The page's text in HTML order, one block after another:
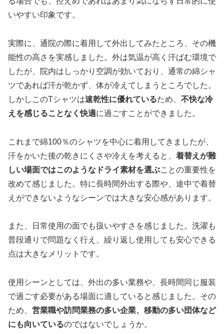
いやすい印象です。
実際に、通院の際に着用して外出してみたところ、その機
能性の高さを実感しました。外は気温が高く汗ばむ環境で
したが、院内はしっかり空調が効いており、通常の綿シャ
ツであれば汗が乾かず、体が冷えてしまうところでした。
しかしこのTシャツは速乾性に優れているため、 不快な冷
えを感じることなく快適に過ごすことができました。
これまで綿100％のシャツを中心に着用してきましたが、
汗をかいた後の乾きにくさや冷えを考えると、 着替えが難
しい場面ではこのようなドライ素材を選ぶことの重要性を
改めて感じました。特に長時間外出する際や、途中で着替
えができないようなシーンでは大きな安心感があります。
また、日常使用の面でも扱いやすさを感じました。洗濯も
普段通りで問題なく行え、繰り返し使用しても安心できる
点は大きなメリットです。
使用シーンとしては、外出の多い業務や、長時間同じ服装
で過ごす必要がある場面に適していると感じました。その
ため、 営業職や訪問業務の多い企業、移動の多い団体など
にも向いているのではないでしょうか。